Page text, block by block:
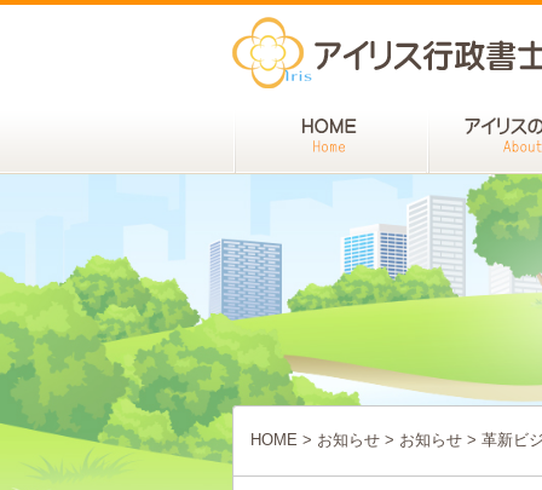
HOME > お知らせ > お知らせ > 革新ビ